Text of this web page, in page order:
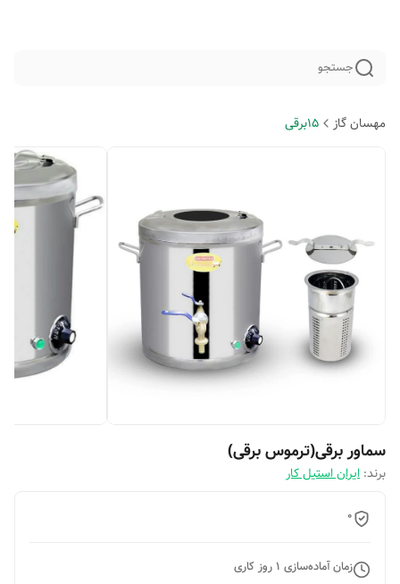
جستجو
مهسان گاز 15برقی
سماور برقی(ترموس برقی)
برند: ایران استیل کار
0
زمان آماده‌سازی 1روز کاری